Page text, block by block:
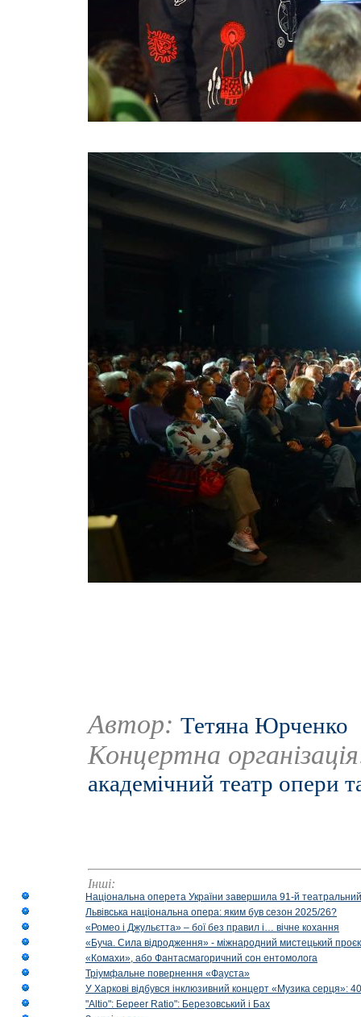
Автор: Тетяна Юрченко
Концертна
академічний театр опери
Інші:
Національна оперета України завершила 91-й
Львівська національна опера: яким був сезон 2025/26?
«Ромео і Джульєтта» – бої без правил і… вічне кохання
«Буча. Сила відродження» - міжнародний мистецький
«Комахи», або Фантасмагоричний сон ентомолога
Тріумфальне повернення «Фауста»
У Харкові відбувся інклюзивний концерт «Музика серця»:
"Altio": Береer Ratio": Березовський і Бах